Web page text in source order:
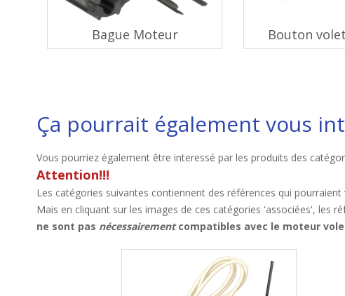
Bague Moteur Bouton
Ça pourrait également vous
Vous pourriez également être interessé par les produits des
Attention!!!
Les catégories suivantes contiennent des références qui
Mais en cliquant sur les images de ces catégories 'associées', les
ne sont pas nécessairementcompatibles avec le moteur